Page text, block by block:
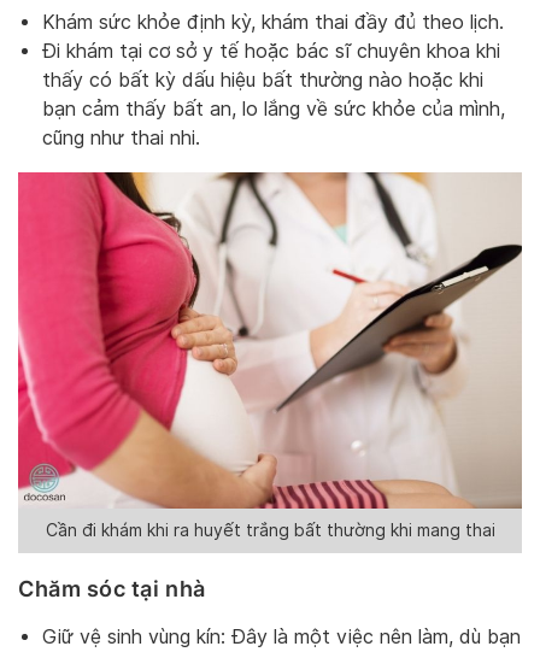
Khám sức khỏe định kỳ, khám thai đầy đủ theo lịch.
Đi khám tại cơ sở y tế hoặc bác sĩ chuyên khoa khi
thấy có bất kỳ dấu hiệu bất thường nào hoặc khi
bạn cảm thấy bất an, lo lắng về sức khỏe của mình,
cũng như thai nhi.
Cần đi khám khi ra huyết trắng bất thường khi mang thai
Chăm sóc tại nhà
Giữ vệ sinh vùng kín: Đây là một việc nên làm, dù bạn